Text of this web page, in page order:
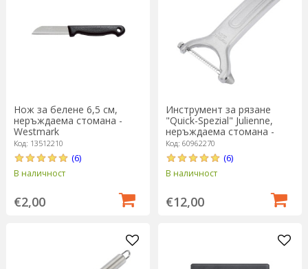
Нож за белене 6,5 см,
неръждаема стомана -
Westmark
Код: 13512210
(6)
В наличност
€2,00
Инструмент за рязане
"Quick-Spezial" Julienne,
неръждаема стомана -
Westmark
Код: 60962270
(6)
В наличност
€12,00